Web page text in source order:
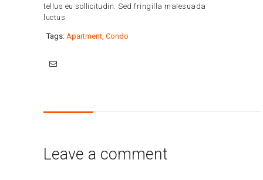
tellus eu sollicitudin. Sed fringilla malesuada
luctus.
Tags: Apartment Condo
Leave a comment